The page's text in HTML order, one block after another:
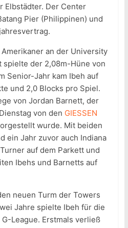
Elbstädter. Der Center
Pier (Philippinen) und
an der University
spielte der 2,08m-Hüne von
Senior-Jahr kam Ibeh auf
und 2,0 Blocks pro Spiel.
von Jordan Barnett, der
von den GIESSEN
wurde. Mit beiden
ein Jahr zuvor auch Indiana
auf dem Parkett und
Ibehs und Barnetts auf
neuen Turm der Towers
Jahre spielte Ibeh für die
League. Erstmals verließ